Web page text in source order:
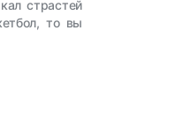
страстей
то вы